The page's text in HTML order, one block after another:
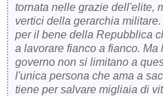
tornata nelle grazie dell'elite,
vertici della gerarchia
per il bene della Repubblica
a lavorare fianco a fianco.
governo non si limitano a
l'unica persona che ama a
tiene per salvare migliaia di